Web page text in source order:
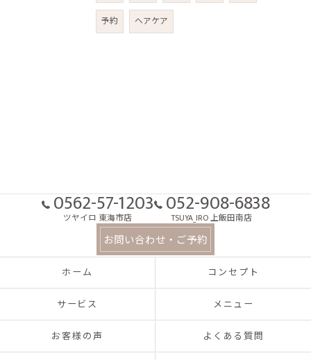
予約 ヘアケア
0562-57-1203
ツヤイロ 東海市店 052-908-6838
TSUYA_IRO 上飯田南店
お問い合わせ・ご予約
ホーム コンセプト
サービス メニュー
お客様の声 よくある質問